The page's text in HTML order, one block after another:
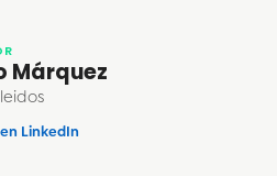
Márquez
LinkedIn